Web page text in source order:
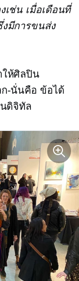
ช่น เมื่อเดือนที่
มีการขนส่ง
ให้ศิลปิน
ก-นั่นคือ ข้อได้
ดิจิทัล